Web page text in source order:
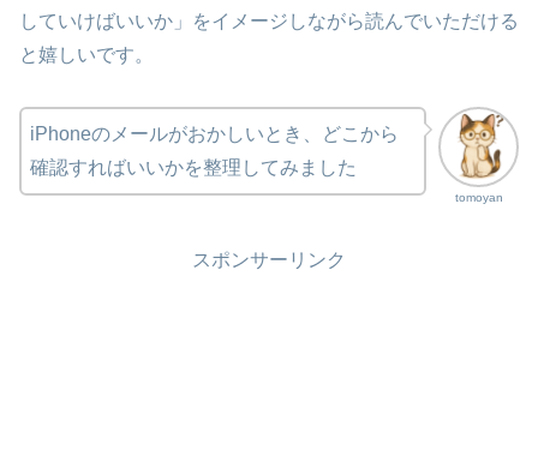
していけばいいか」をイメージしながら読んでいただける
と嬉しいです。
tomoyan
iPhoneのメールがおかしいとき、どこから
確認すればいいかを整理してみました
スポンサーリンク